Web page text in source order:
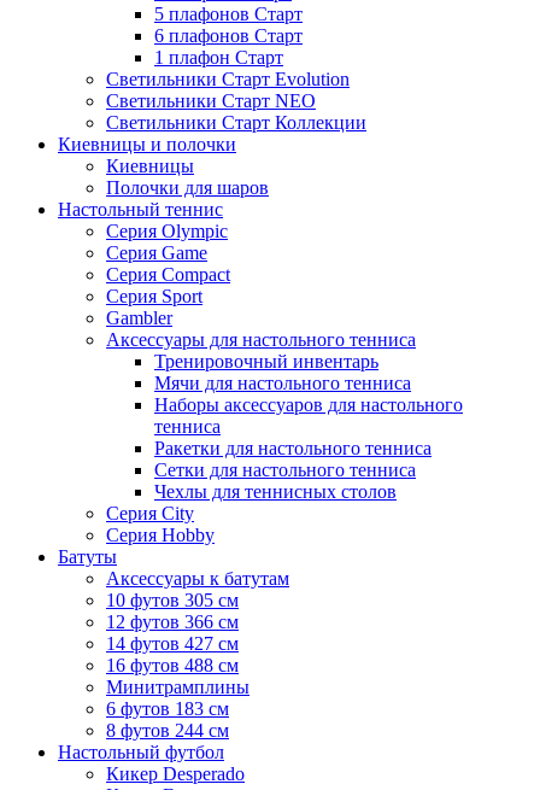
5 плафонов Старт
6 плафонов Старт
1 плафон Старт
Светильники Старт Evolution
Светильники Старт NEO
Светильники Старт Коллекции
Киевницы и полочки
Киевницы
Полочки для шаров
Настольный теннис
Серия Olympic
Серия Game
Серия Compact
Серия Sport
Gambler
Аксессуары для настольного тенниса
Тренировочный инвентарь
Мячи для настольного тенниса
Наборы аксессуаров для настольного
тенниса
Ракетки для настольного тенниса
Сетки для настольного тенниса
Чехлы для теннисных столов
Серия City
Серия Hobby
Батуты
Аксессуары к батутам
10 футов 305 см
12 футов 366 см
14 футов 427 см
16 футов 488 см
Минитрамплины
6 футов 183 см
8 футов 244 см
Настольный футбол
Кикер Desperado